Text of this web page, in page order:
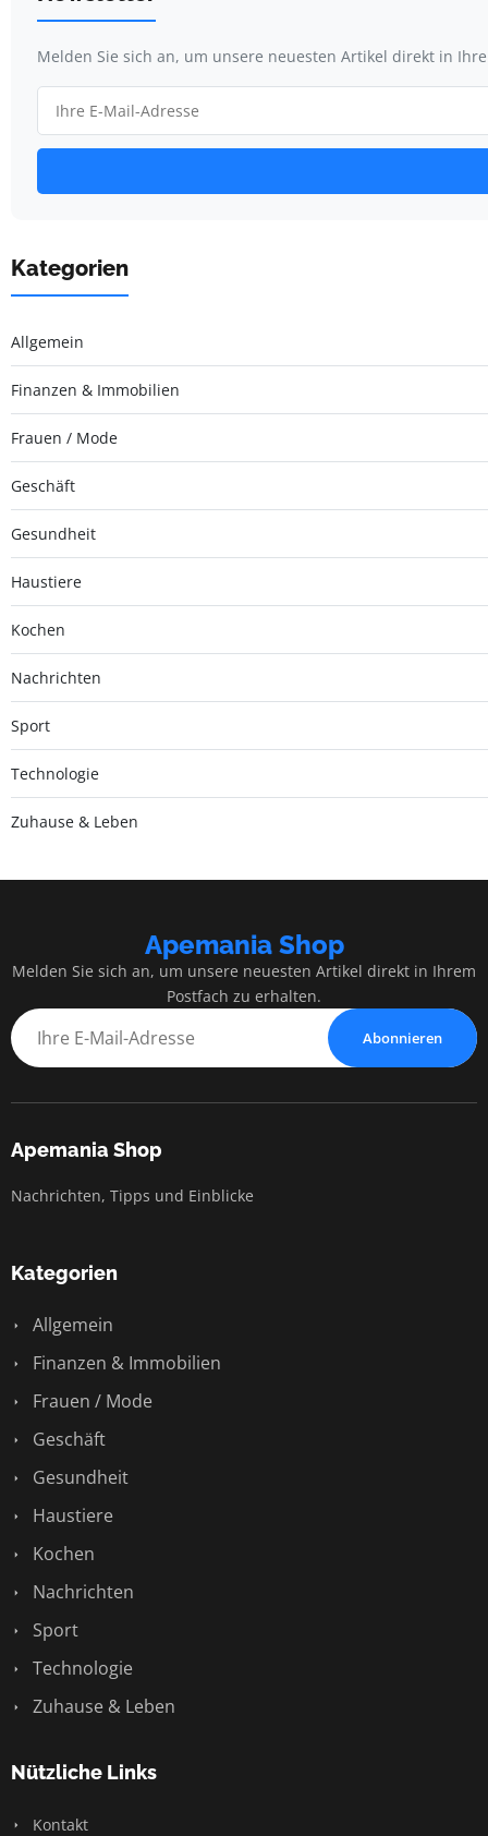
Melden Sie sich an, um unsere neuesten Artikel direkt in
Kategorien
Allgemein
Finanzen & Immobilien
Frauen / Mode
Geschäft
Gesundheit
Haustiere
Kochen
Nachrichten
Sport
Technologie
Zuhause & Leben
Apemania Shop
Melden Sie sich an, um unsere neuesten Artikel direkt in Ihrem
Postfach zu erhalten.
Abonnieren
Apemania Shop
Nachrichten, Tipps und Einblicke
Kategorien
Allgemein
Finanzen & Immobilien
Frauen / Mode
Geschäft
Gesundheit
Haustiere
Kochen
Nachrichten
Sport
Technologie
Zuhause & Leben
Nützliche Links
Kontakt